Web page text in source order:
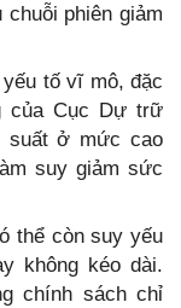
phiên giảm
tố vĩ mô, đặc
của Cục Dự trữ
suất ở mức cao
suy giảm sức
thể còn suy yếu
không kéo dài.
chính sách chỉ